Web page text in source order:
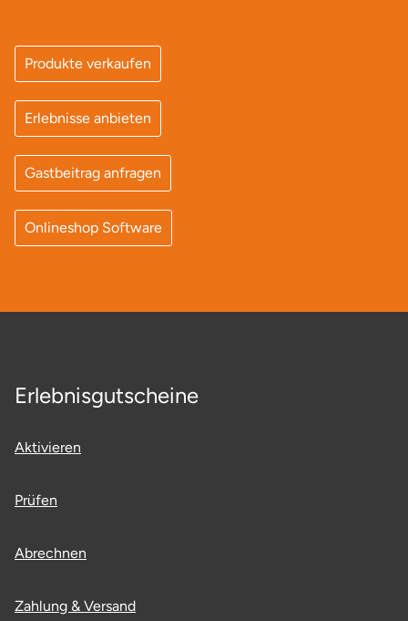
Produkte verkaufen
Erlebnisse anbieten
Gastbeitrag anfragen
Onlineshop Software
Erlebnisgutscheine
Aktivieren
Prüfen
Abrechnen
Zahlung & Versand
Nidda
Nordwestmecklenburg
Oberhavel
Passau
Pforzheim